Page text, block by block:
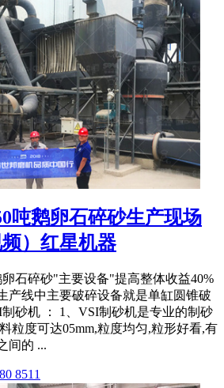
吨鹅卵石碎砂生产现场
）红星机器
石碎砂"主要设备"提高整体收益40%
产线中主要破碎设备就是单缸圆锥破
砂机 ： 1、VSI制砂机是专业的制砂
粒度可达05mm,粒度均匀,粒形好看,有
间的 ...
8511